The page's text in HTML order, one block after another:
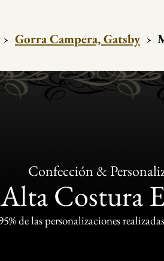
› Gorra Campera, Gatsby ›
Confección &
Alta Costura
de las personalizaciones